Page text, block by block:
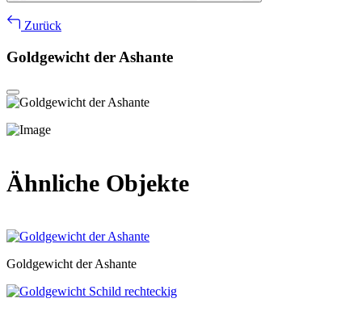
Zurück
Goldgewicht der Ashante
Ähnliche Objekte
Goldgewicht der Ashante